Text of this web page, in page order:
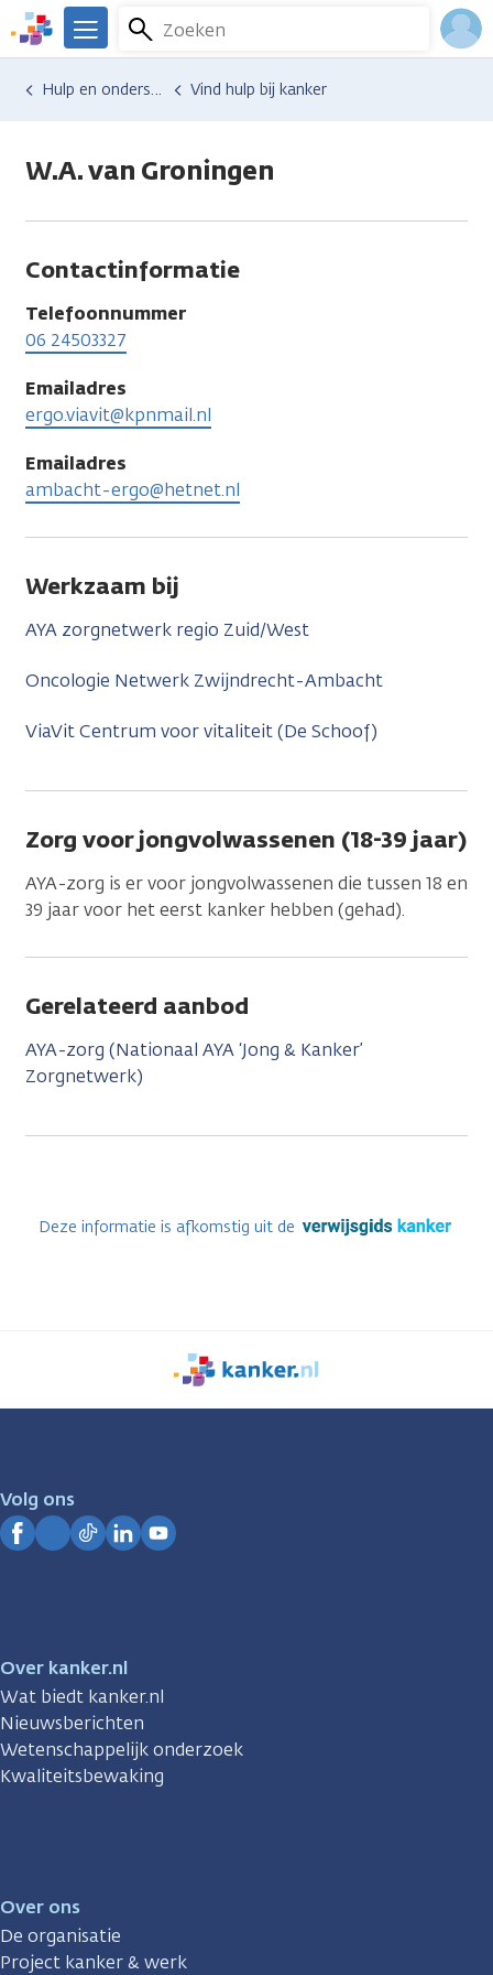
Overslaan
en
naar
We
er
Kanker.nl
Zoeken
Menu
Hulp en ondersteuning Vind hulp bij kanker
W.A. van Groningen
Contactinformatie
Telefoonnummer
06 24503327
Emailadres
ergo.viavit@kpnmail.nl
Emailadres
ambacht-ergo@hetnet.nl
Werkzaam bij
AYA zorgnetwerk regio Zuid/West
Oncologie Netwerk Zwijndrecht-Ambacht
ViaVit Centrum voor vitaliteit (De Schoof)
Zorg voor jongvolwassenen (18-39 jaar)
AYA-zorg is er voor jongvolwassenen die tussen 18 en
39 jaar voor het eerst kanker hebben (gehad).
Gerelateerd aanbod
AYA-zorg (Nationaal AYA ‘Jong & Kanker’
Zorgnetwerk)
Deze informatie is afkomstig uit de
We
zijn
Volg ons
Over kanker.nl
Wat biedt kanker.nl
Nieuwsberichten
Wetenschappelijk onderzoek
Kwaliteitsbewaking
Over ons
De organisatie
Project kanker & werk